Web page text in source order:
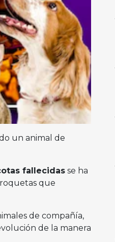
un animal de
fallecidasse ha
que
de compañía,
de la manera